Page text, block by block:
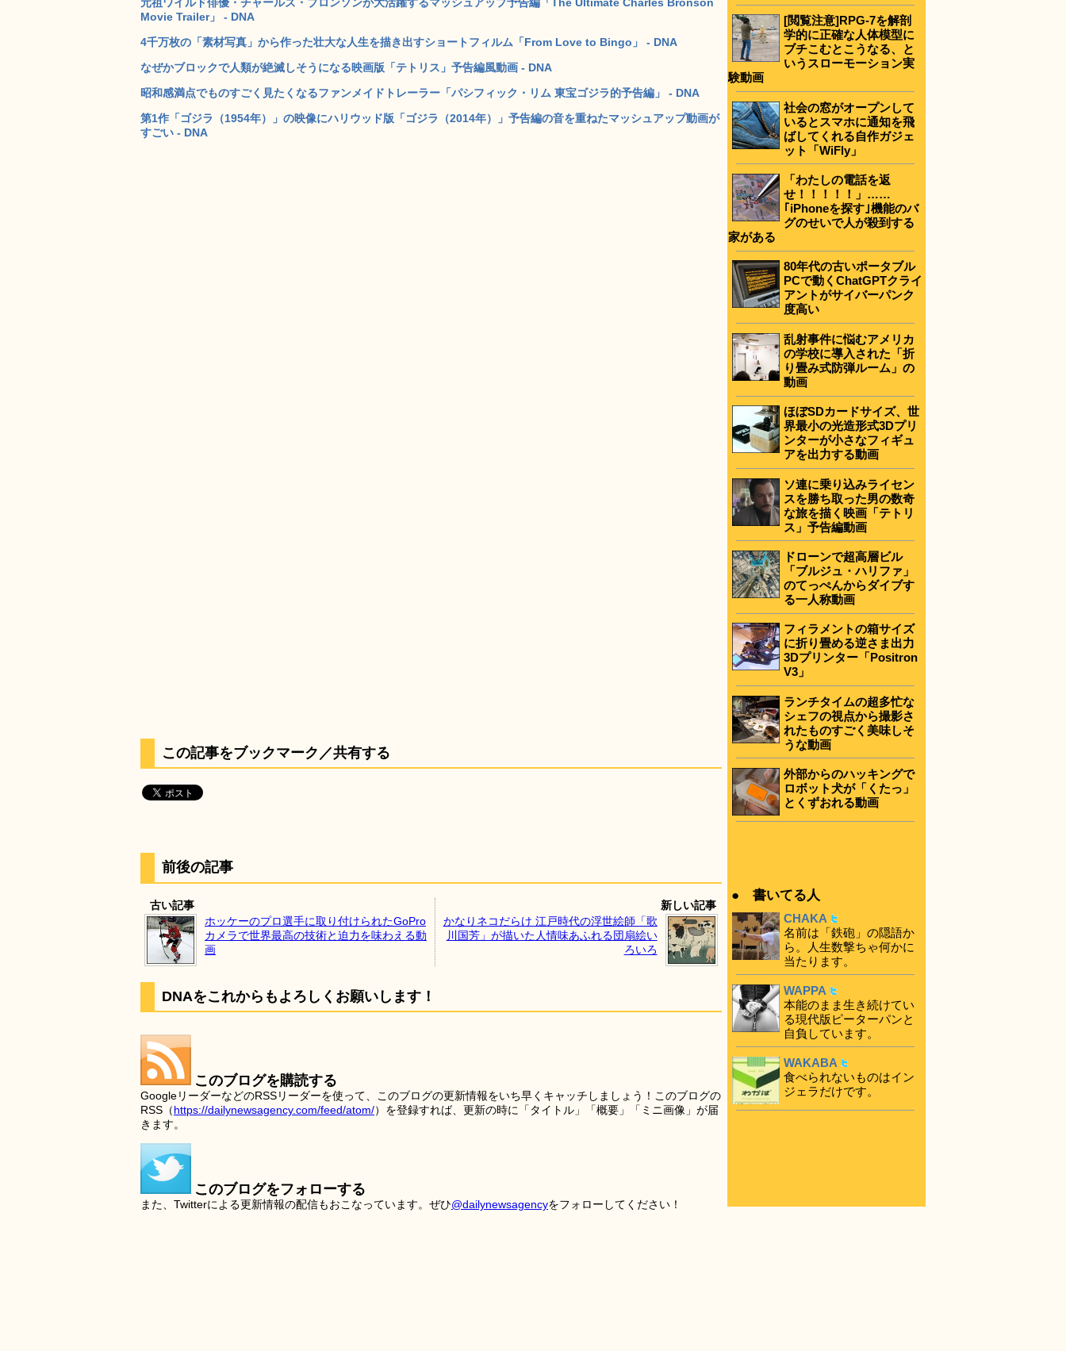
Movie Trailer」 - DNA
4千万枚の「素材写真」から作った壮大な人生を描き出すショートフィルム「From Love to Bingo」 - DNA
なぜかブロックで人類が絶滅しそうになる映画版「テトリス」予告編風動画 - DNA
昭和感満点でものすごく見たくなるファンメイドトレーラー「パシフィック・リム 東宝ゴジラ的予告編」 - DNA
第1作「ゴジラ（1954年）」の映像にハリウッド版「ゴジラ（2014年）」予告編の音を重ねたマッシュアップ動画が
すごい - DNA
この記事をブックマーク／共有する
前後の記事
古い記事
ホッケーのプロ選手に取り付けられたGoPro
カメラで世界最高の技術と迫力を味わえる動
画
新しい記事
かなりネコだらけ 江戸時代の浮世絵師「歌
川国芳」が描いた人情味あふれる団扇絵い
ろいろ
DNAをこれからもよろしくお願いします！
このブログを購読する
GoogleリーダーなどのRSSリーダーを使って、このブログの更新情報をいち早くキャッチしましょう！このブログの
RSS（https://dailynewsagency.com/feed/atom/）を登録すれば、更新の時に「タイトル」「概要」「ミニ画像」が届
きます。
このブログをフォローする
また、Twitterによる更新情報の配信もおこなっています。ぜひ@dailynewsagencyをフォローしてください！
[閲覧注意]RPG-7を解剖
学的に正確な人体模型に
ブチこむとこうなる、と
いうスローモーション実
験動画
社会の窓がオープンして
いるとスマホに通知を飛
ばしてくれる自作ガジェ
ット「WiFly」
「わたしの電話を返
せ！！！！！」……
｢iPhoneを探す｣機能のバ
グのせいで人が殺到する
家がある
80年代の古いポータブル
PCで動くChatGPTクライ
アントがサイバーパンク
度高い
乱射事件に悩むアメリカ
の学校に導入された「折
り畳み式防弾ルーム」の
動画
ほぼSDカードサイズ、世
界最小の光造形式3Dプリ
ンターが小さなフィギュ
アを出力する動画
ソ連に乗り込みライセン
スを勝ち取った男の数奇
な旅を描く映画「テトリ
ス」予告編動画
ドローンで超高層ビル
「ブルジュ・ハリファ」
のてっぺんからダイブす
る一人称動画
フィラメントの箱サイズ
に折り畳める逆さま出力
3Dプリンター「Positron
V3」
ランチタイムの超多忙な
シェフの視点から撮影さ
れたものすごく美味しそ
うな動画
外部からのハッキングで
ロボット犬が「くたっ」
とくずおれる動画
● 書いてる人
CHAKA
名前は「鉄砲」の隠語か
ら。人生数撃ちゃ何かに
当たります。
WAPPA
本能のまま生き続けてい
る現代版ピーターパンと
自負しています。
WAKABA
食べられないものはイン
ジェラだけです。